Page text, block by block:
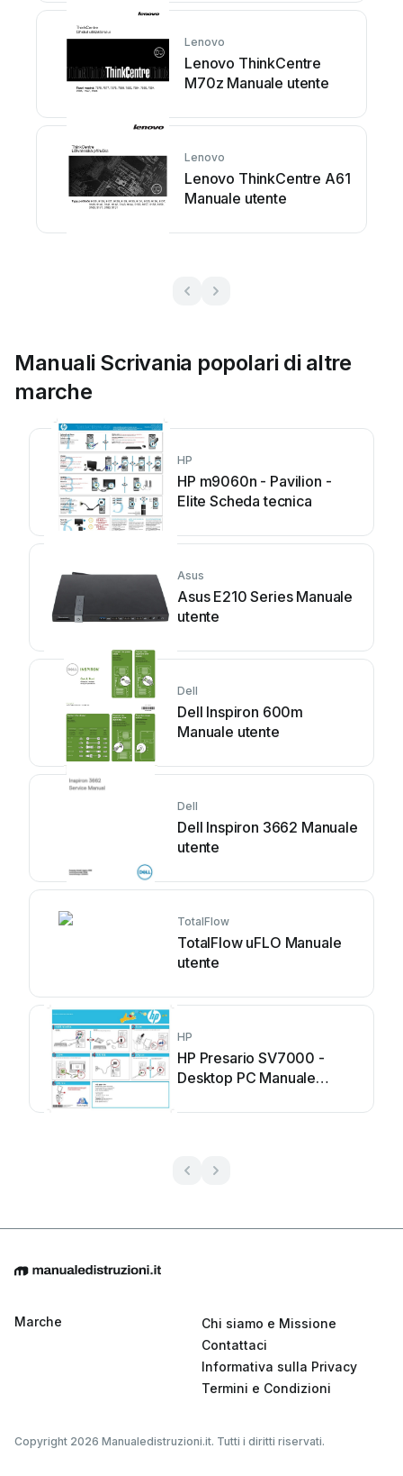
Lenovo
Lenovo ThinkCentre
M70z Manuale utente
Lenovo
Lenovo ThinkCentre A61
Manuale utente
Manuali Scrivania popolari di altre
marche
HP
HP m9060n - Pavilion -
Elite Scheda tecnica
Asus
Asus E210 Series Manuale
utente
Dell
Dell Inspiron 600m
Manuale utente
Dell
Dell Inspiron 3662 Manuale
utente
TotalFlow
TotalFlow uFLO Manuale
utente
HP
HP Presario SV7000 -
Desktop PC Manuale
Marche
Chi siamo e Missione
Contattaci
Informativa sulla Privacy
Termini e Condizioni
Copyright 2026 Manualedistruzioni.it. Tutti i diritti riservati.